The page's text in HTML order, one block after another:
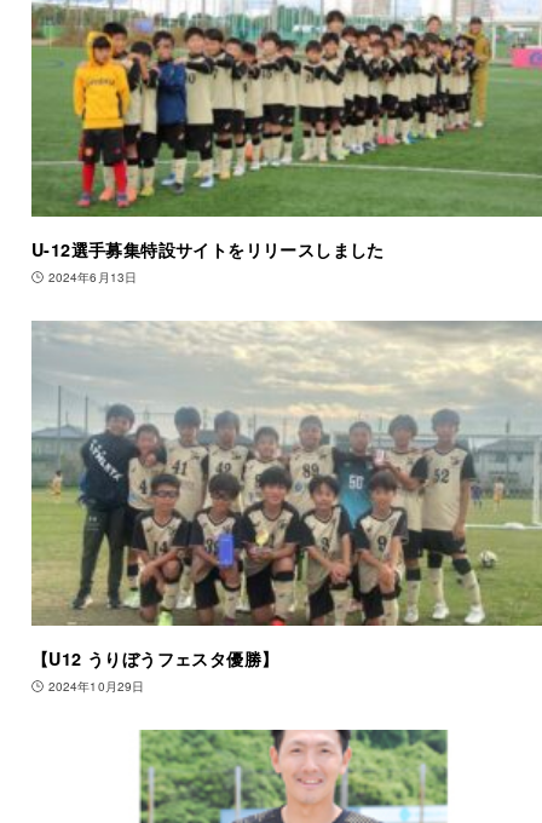
U-12選手募集特設サイトをリリースしました
2024年6月13日
【U12 うりぼうフェスタ優勝】
2024年10月29日